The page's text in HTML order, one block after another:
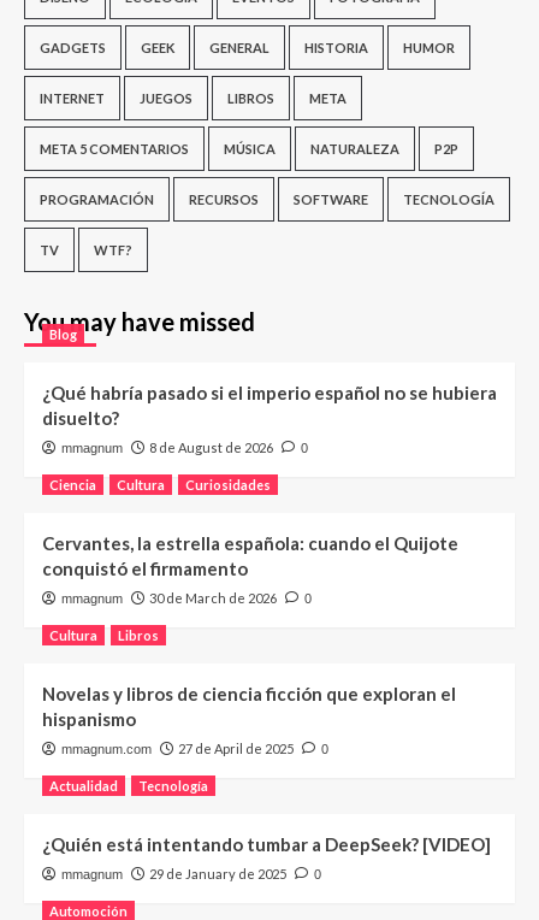
GADGETS GEEK GENERAL HISTORIA HUMOR
INTERNET JUEGOS LIBROS META
META 5 COMENTARIOS MÚSICA NATURALEZA P2P
PROGRAMACIÓN RECURSOS SOFTWARE TECNOLOGÍA
TV WTF?
You may have missed
Blog
¿Qué habría pasado si el imperio español no se hubiera
disuelto?
mmagnum 8 de August de 2026 0
Ciencia Cultura Curiosidades
Cervantes, la estrella española: cuando el Quijote
conquistó el firmamento
mmagnum 30 de March de 2026 0
Cultura Libros
Novelas y libros de ciencia ficción que exploran el
hispanismo
mmagnum.com 27 de April de 2025 0
Actualidad Tecnología
¿Quién está intentando tumbar a DeepSeek? [VIDEO]
mmagnum 29 de January de 2025 0
Automoción